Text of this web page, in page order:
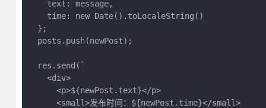
    text: message,
    time: new Date().toLocaleString()
  };
  posts.push(newPost);
  res.send(`
    <div>
      <p>${newPost.text}</p>
      <small>发布时间：${newPost.time}</small>